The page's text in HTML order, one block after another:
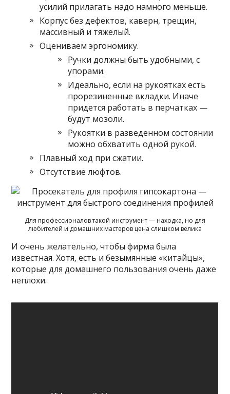
усилий прилагать надо намного меньше.
Корпус без дефектов, каверн, трещин,
массивный и тяжелый.
Оцениваем эргономику.
Ручки должны быть удобными, с
упорами.
Идеально, если на рукоятках есть
прорезиненные вкладки. Иначе
придется работать в перчатках —
будут мозоли.
Рукоятки в разведенном состоянии
можно обхватить одной рукой.
Плавный ход при сжатии.
Отсутствие люфтов.
Для профессионалов такой инструмент — находка, но для
любителей и домашних мастеров цена слишком велика
И очень желательно, чтобы фирма была
известная. Хотя, есть и безымянные «китайцы»,
которые для домашнего пользования очень даже
неплохи.